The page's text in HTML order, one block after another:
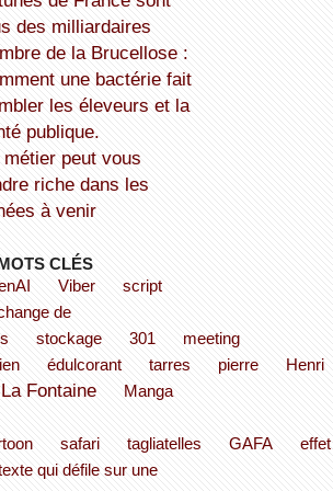
des milliardaires
une bactérie fait
les éleveurs et la
publique.
riche dans les
à venir
CLÉS
Viber
script
de
stockage 301
meeting
édulcorant tarres pierre Henri
Fontaine
Manga
safari tagliatelles GAFA
effet
qui défile sur une